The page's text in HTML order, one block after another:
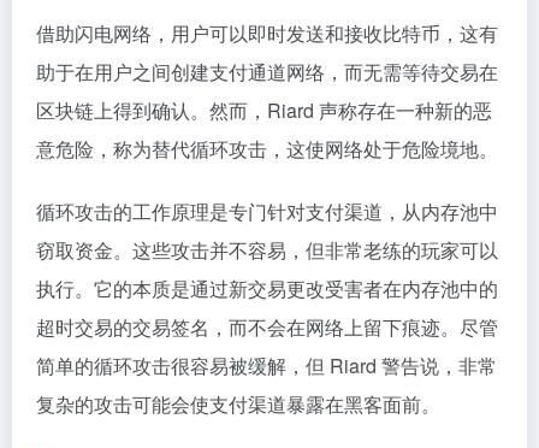
借助闪电网络，用户可以即时发送和接收比特币，这有
助于在用户之间创建支付通道网络，而无需等待交易在
区块链上得到确认。然而，Riard 声称存在一种新的恶
意危险，称为替代循环攻击，这使网络处于危险境地。
循环攻击的工作原理是专门针对支付渠道，从内存池中
窃取资金。这些攻击并不容易，但非常老练的玩家可以
执行。它的本质是通过新交易更改受害者在内存池中的
超时交易的交易签名，而不会在网络上留下痕迹。尽管
简单的循环攻击很容易被缓解，但 Riard 警告说，非常
复杂的攻击可能会使支付渠道暴露在黑客面前。